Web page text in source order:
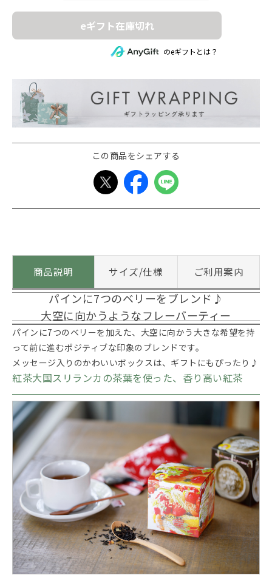
eギフト在庫切れ
のeギフトとは？
この商品をシェアする
商品説明 サイズ/仕様 ご利用案内
パインに7つのベリーをブレンド♪
大空に向かうようなフレーバーティー
パインに7つのベリーを加えた、大空に向かう大きな希望を持
って前に進むポジティブな印象のブレンドです。
メッセージ入りのかわいいボックスは、ギフトにもぴったり♪
紅茶大国スリランカの茶葉を使った、香り高い紅茶